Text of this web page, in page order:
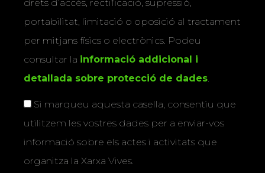
drets d’accés, rectificació, supressió,
portabilitat, limitació o oposició al tractament
per mitjans físics o electrònics. Podeu
consultar la informació addicional i
detallada sobre protecció de dades
Si marqueu aquesta casella, consentiu que
utilitzem les vostres dades per a enviar-vos
informació sobre els actes i activitats que
organitza la Xarxa Vives.